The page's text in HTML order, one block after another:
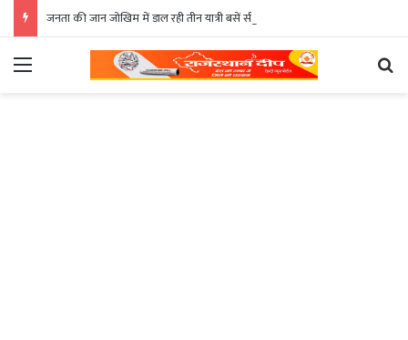
जनता की जान जोखिम में डाल रही तीन यात्री बसें सीज
Menu